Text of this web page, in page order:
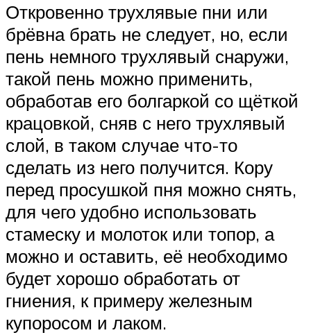
Откровенно трухлявые пни или
брёвна брать не следует, но, если
пень немного трухлявый снаружи,
такой пень можно применить,
обработав его болгаркой со щёткой
крацовкой, сняв с него трухлявый
слой, в таком случае что-то
сделать из него получится. Кору
перед просушкой пня можно снять,
для чего удобно использовать
стамеску и молоток или топор, а
можно и оставить, её необходимо
будет хорошо обработать от
гниения, к примеру железным
купоросом и лаком.